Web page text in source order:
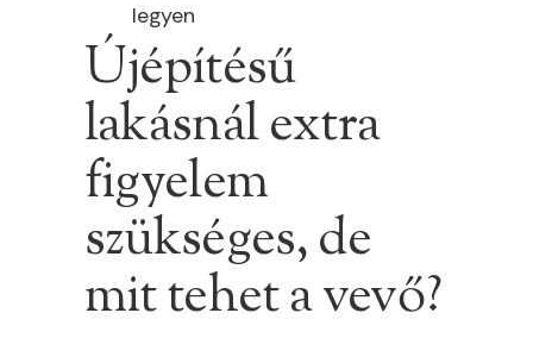
legyen
Újépítésű
lakásnál extra
figyelem
szükséges, de
mit tehet a vevő?